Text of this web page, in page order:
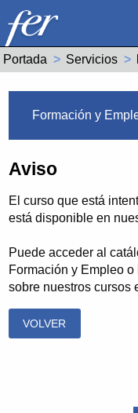
Portada Servicios
Formación y
Aviso
El curso que está
está disponible en
Puede acceder al
Formación y Empleo
sobre nuestros cursos
VOLVER